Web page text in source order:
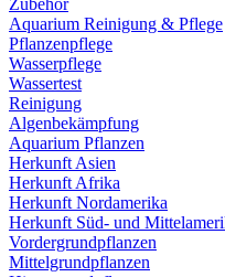
Zubehör
Aquarium Reinigung & Pflege
Pflanzenpflege
Wasserpflege
Wassertest
Reinigung
Algenbekämpfung
Aquarium Pflanzen
Herkunft Asien
Herkunft Afrika
Herkunft Nordamerika
Herkunft Süd- und
Vordergrundpflanzen
Mittelgrundpflanzen